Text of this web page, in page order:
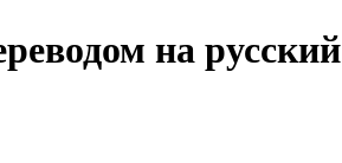
на русский